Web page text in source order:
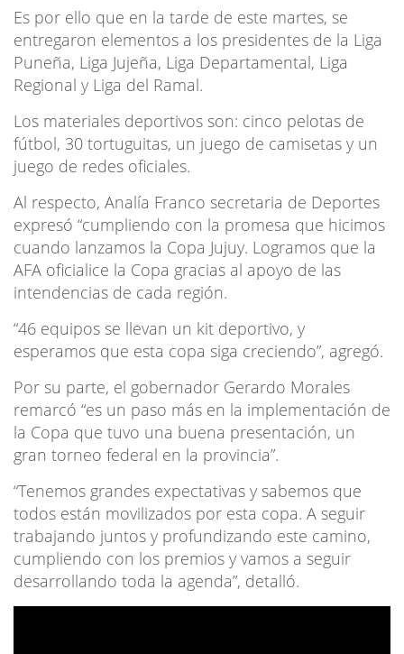
Es por ello que en la tarde de este martes, se
entregaron elementos a los presidentes de la Liga
Puneña, Liga Jujeña, Liga Departamental, Liga
Regional y Liga del Ramal.
Los materiales deportivos son: cinco pelotas de
fútbol, 30 tortuguitas, un juego de camisetas y un
juego de redes oficiales.
Al respecto, Analía Franco secretaria de Deportes
expresó “cumpliendo con la promesa que hicimos
cuando lanzamos la Copa Jujuy. Logramos que la
AFA oficialice la Copa gracias al apoyo de las
intendencias de cada región.
“46 equipos se llevan un kit deportivo, y
esperamos que esta copa siga creciendo”, agregó.
Por su parte, el gobernador Gerardo Morales
remarcó “es un paso más en la implementación de
la Copa que tuvo una buena presentación, un
gran torneo federal en la provincia”.
“Tenemos grandes expectativas y sabemos que
todos están movilizados por esta copa. A seguir
trabajando juntos y profundizando este camino,
cumpliendo con los premios y vamos a seguir
desarrollando toda la agenda”, detalló.